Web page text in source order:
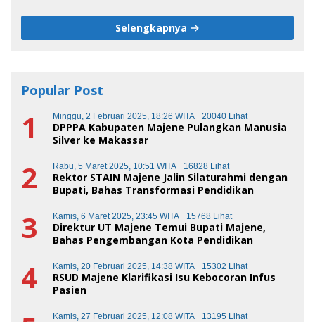
Selengkapnya
Popular Post
1 Minggu, 2 Februari 2025, 18:26 WITA 20040 Lihat
DPPPA Kabupaten Majene Pulangkan Manusia
Silver ke Makassar
2 Rabu, 5 Maret 2025, 10:51 WITA 16828 Lihat
Rektor STAIN Majene Jalin Silaturahmi dengan
Bupati, Bahas Transformasi Pendidikan
3 Kamis, 6 Maret 2025, 23:45 WITA 15768 Lihat
Direktur UT Majene Temui Bupati Majene,
Bahas Pengembangan Kota Pendidikan
4 Kamis, 20 Februari 2025, 14:38 WITA 15302 Lihat
RSUD Majene Klarifikasi Isu Kebocoran Infus
Pasien
Kamis, 27 Februari 2025, 12:08 WITA 13195 Lihat